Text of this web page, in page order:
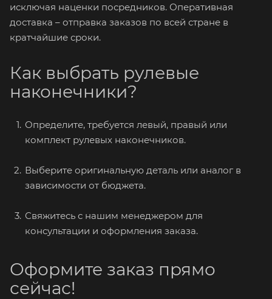
исключая наценки посредников. Оперативная
доставка – отправка заказов по всей стране в
кратчайшие сроки.
Как выбрать рулевые
наконечники?
Определите, требуется левый, правый или
комплект рулевых наконечников.
Выберите оригинальную деталь или аналог в
зависимости от бюджета.
Свяжитесь с нашим менеджером для
консультации и оформления заказа.
Оформите заказ прямо
сейчас!